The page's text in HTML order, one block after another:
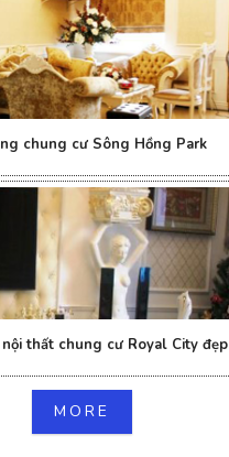
chung cư Sông Hồng Park
thất chung cư Royal City đẹp
MORE